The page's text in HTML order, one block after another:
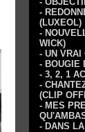
-
(LUXEOL)
-
WICK)
- UN VRAI
- BOUGIE
- 3, 2, 1
-
(CLIP
- MES
- DANS